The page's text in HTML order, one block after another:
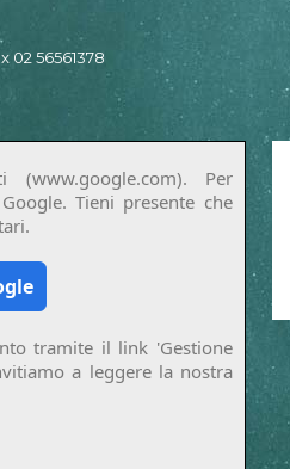
02 56561378
Per
Tieni presente che
tramite il link 'Gestione
a leggere la nostra